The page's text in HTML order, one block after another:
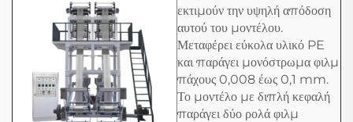
εκτιμούν την υψηλή απόδοση
αυτού του μοντέλου.
Μεταφέρει εύκολα υλικό PE
και παράγει μονόστρωμα φιλμ
πάχους 0,008 έως 0,1 mm.
Το μοντέλο με διπλή κεφαλή
παράγει δύο ρολά φιλμ